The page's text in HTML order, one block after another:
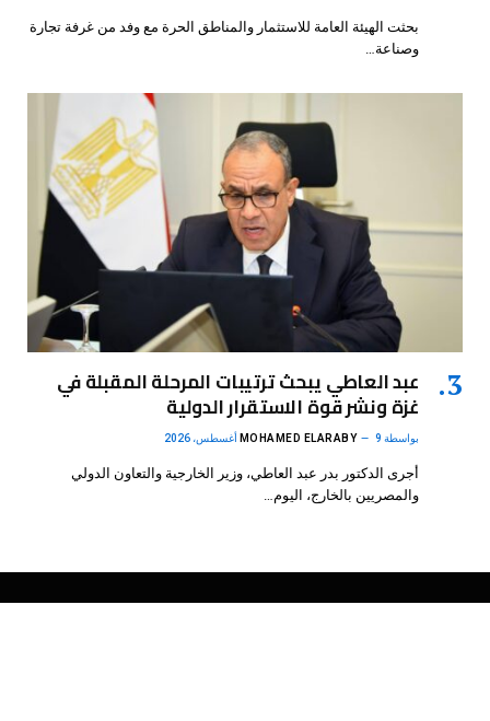
بحثت الهيئة العامة للاستثمار والمناطق الحرة مع وفد من غرفة تجارة
وصناعة…
عبد العاطي يبحث ترتيبات المرحلة المقبلة في
غزة ونشر قوة الاستقرار الدولية
بواسطة MOHAMED ELARABY 9 أغسطس، 2026
أجرى الدكتور بدر عبد العاطي، وزير الخارجية والتعاون الدولي
والمصريين بالخارج، اليوم…